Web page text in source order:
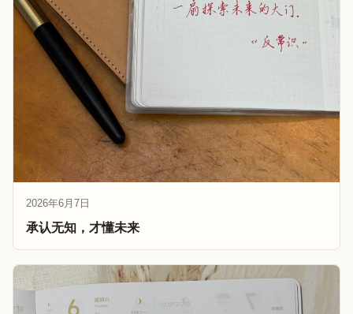
2026年6月7日
承认无知，才懂未来